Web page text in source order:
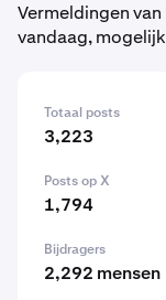
Vermeldingen
vandaag,
Totaal posts
3,223
Posts op X
1,794
Bijdragers
2,292 mensen